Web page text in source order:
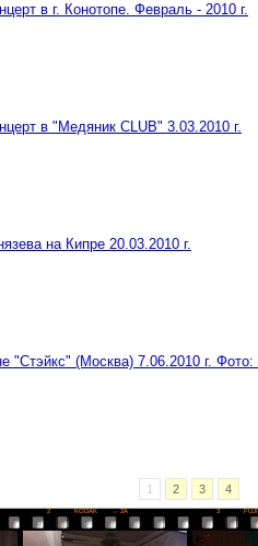
в г. Конотопе. Февраль - 2010 г.
в "Медяник CLUB" 3.03.2010 г.
на Кипре 20.03.2010 г.
"Стэйкс" (Москва) 7.06.2010 г.
1 2 3 4
2 KODAK → 2A 3